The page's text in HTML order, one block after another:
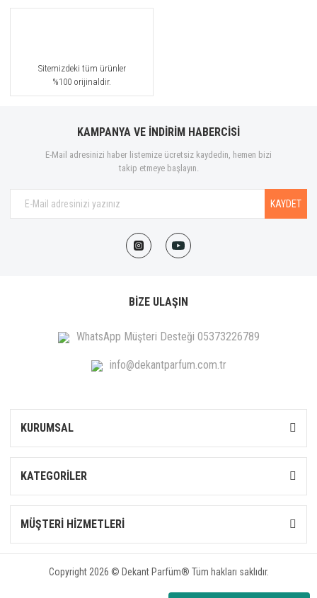
Sitemizdeki tüm ürünler
%100 orijinaldir.
KAMPANYA VE İNDİRİM HABERCİSİ
E-Mail adresinizi haber listemize ücretsiz kaydedin, hemen bizi
takip etmeye başlayın.
KAYDET
BİZE ULAŞIN
WhatsApp Müşteri Desteği 05373226789
info@dekantparfum.com.tr
KURUMSAL
KATEGORİLER
MÜŞTERİ HİZMETLERİ
Copyright 2026 © Dekant Parfüm® Tüm hakları saklıdır.